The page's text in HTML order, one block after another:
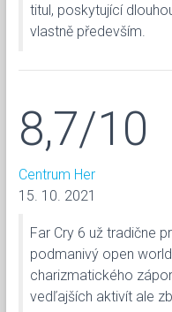
titul, poskytující
vlastně především.
8,7/10
Centrum Her
15. 10. 2021
Far Cry 6 už tradične
podmanivý open
charizmatického
vedľajších aktivít ale